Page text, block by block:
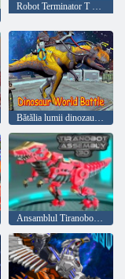
Robot Terminator T Rex
Ansamblul Tiranobot 3D